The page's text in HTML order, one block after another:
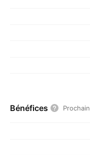
Bénéfices Prochain